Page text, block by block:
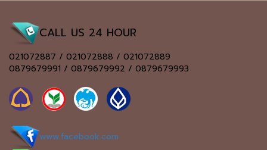
CALL US 24 HOUR
021072887 / 021072888 / 021072889
0879679991 / 0879679992 / 0879679993
www.facebook.com